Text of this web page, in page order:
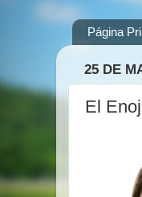
Página
25 DE
El